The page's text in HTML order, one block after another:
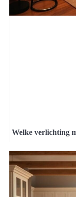
Welke verlichting